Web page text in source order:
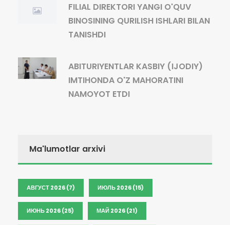
FILIAL DIREKTORI YANGI O'QUV
BINOSINING QURILISH ISHLARI BILAN
TANISHDI
ABITURIYENTLAR KASBIY (IJODIY)
IMTIHONDA O'Z MAHORATINI
NAMOYOT ETDI
Ma'lumotlar arxivi
АВГУСТ 2026 (7) ИЮЛЬ 2026 (15)
ИЮНЬ 2026 (25) МАЙ 2026 (21)